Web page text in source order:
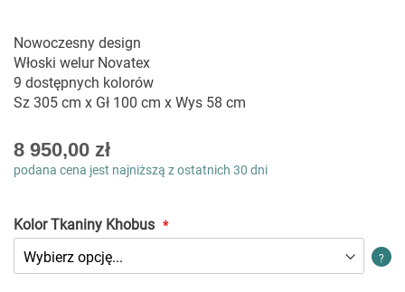
początek
galerii
Nowoczesny design
Włoski welur Novatex
9 dostępnych kolorów
Sz 305 cm x Gł 100 cm x Wys 58 cm
As
low
8 950,00 zł
podana cena jest najniższą z ostatnich 30 dni
Kolor Tkaniny Khobus
?